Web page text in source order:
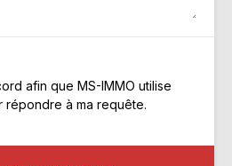
afin que MS-IMMO utilise
répondre à ma requête.